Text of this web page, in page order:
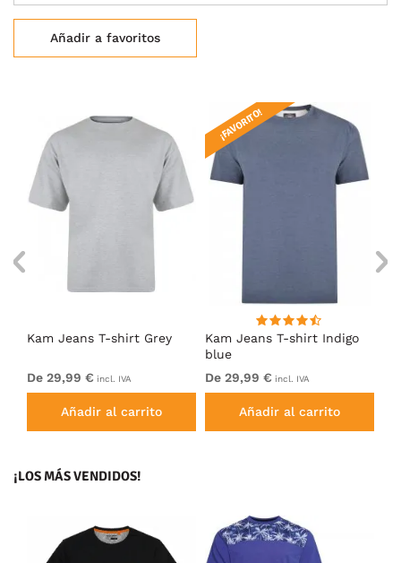
Añadir a favoritos
Kam Jeans T-shirt Grey
De 29,99 € incl. IVA
Añadir al carrito
Kam Jeans T-shirt Indigo
blue
¡FAVORITO!
De 29,99 € incl. IVA
Añadir al carrito
¡LOS MÁS VENDIDOS!